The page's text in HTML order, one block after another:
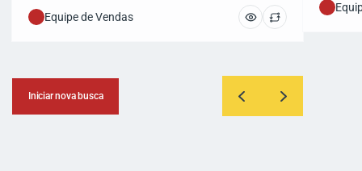
Equipe de Vendas
Iniciar nova busca